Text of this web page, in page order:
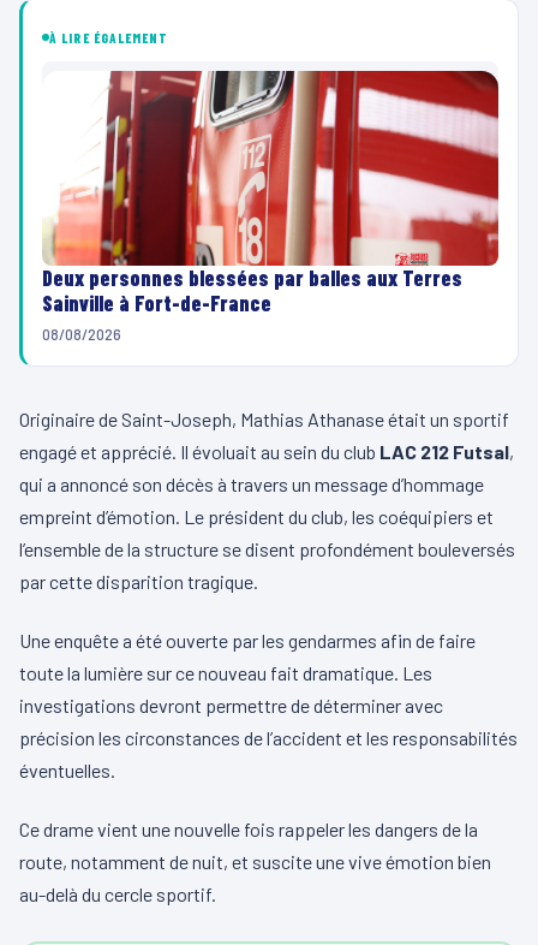
À LIRE ÉGALEMENT
Deux personnes blessées par balles aux Terres
Sainville à Fort-de-France
08/08/2026
Originaire de Saint-Joseph, Mathias Athanase était un sportif
engagé et apprécié. Il évoluait au sein du club LAC 212 Futsal,
qui a annoncé son décès à travers un message d’hommage
empreint d’émotion. Le président du club, les coéquipiers et
l’ensemble de la structure se disent profondément bouleversés
par cette disparition tragique.
Une enquête a été ouverte par les gendarmes afin de faire
toute la lumière sur ce nouveau fait dramatique. Les
investigations devront permettre de déterminer avec
précision les circonstances de l’accident et les responsabilités
éventuelles.
Ce drame vient une nouvelle fois rappeler les dangers de la
route, notamment de nuit, et suscite une vive émotion bien
au-delà du cercle sportif.